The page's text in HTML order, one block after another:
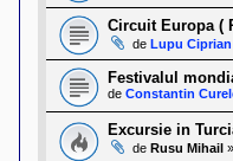
Circuit Europa (
de Lupu Ciprian
Festivalul
de Constantin
Excursie in
de Rusu Mihail »